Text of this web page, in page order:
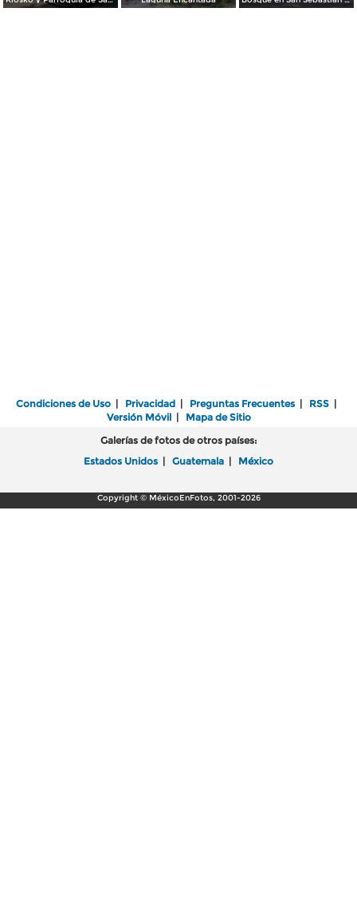
Condiciones de Uso | Privacidad | Preguntas Frecuentes | RSS |
Versión Móvil| Mapa de Sitio
Galerías de fotos de otros países:
Estados Unidos | Guatemala | México
Copyright © MéxicoEnFotos, 2001-2026